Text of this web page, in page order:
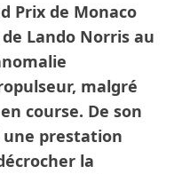
Prix de Monaco
Lando Norris au
malgré
course. De son
une prestation
la